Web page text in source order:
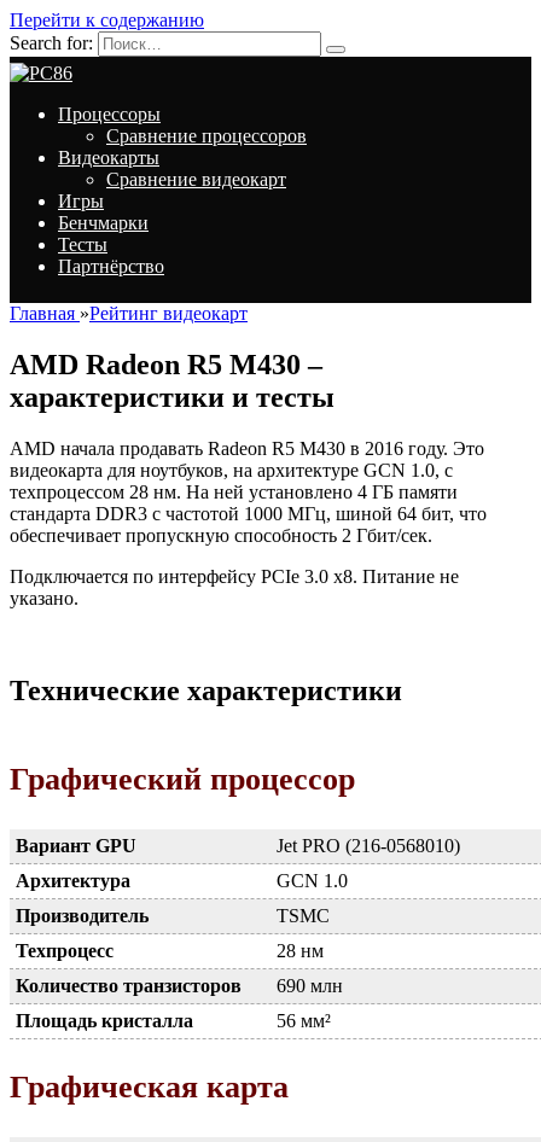
Перейти к содержанию
Search for:
Процессоры
Сравнение процессоров
Видеокарты
Сравнение видеокарт
Игры
Бенчмарки
Тесты
Партнёрство
Главная »Рейтинг видеокарт
AMD Radeon R5 M430 –
характеристики и тесты
AMD начала продавать Radeon R5 M430 в 2016 году. Это
видеокарта для ноутбуков, на архитектуре GCN 1.0, с
техпроцессом 28 нм. На ней установлено 4 ГБ памяти
стандарта DDR3 с частотой 1000 МГц, шиной 64 бит, что
обеспечивает пропускную способность 2 Гбит/сек.
Подключается по интерфейсу PCIe 3.0 x8. Питание не
указано.
Технические характеристики
Графический процессор
Вариант GPU
Jet PRO (216-0568010)
Архитектура
GCN 1.0
Производитель
TSMC
Техпроцесс
28 нм
Количество транзисторов
690 млн
Площадь кристалла
56 мм²
Графическая карта